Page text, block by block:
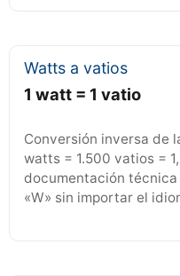
Watts a vatios
1 watt = 1 vatio
Conversión inversa de
watts = 1.500 vatios =
documentación
«W» sin importar el